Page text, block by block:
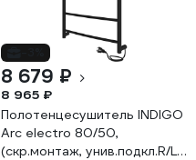
8 679 ₽
8 965 ₽
Полотенцесушитель INDIGO
Arc electro 80/50,
(скр.монтаж, унив.подкл.R/L,